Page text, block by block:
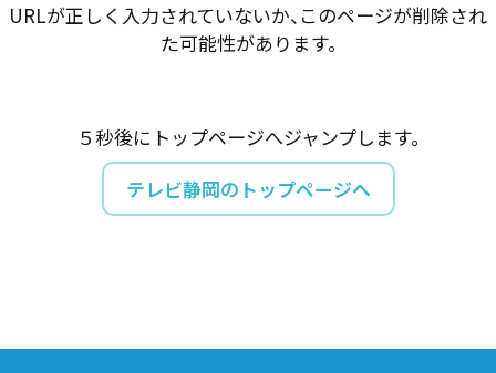
URLが正しく入力されていないか、このページが削除され
た可能性があります。
５秒後にトップページへジャンプします。
テレビ静岡のトップページへ